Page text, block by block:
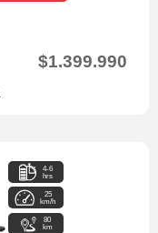
$1.399.990
4-6
hrs
25
km/h
80
km